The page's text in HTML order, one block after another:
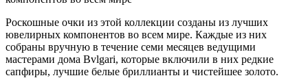
Роскошные очки из этой коллекции созданы из лучших
ювелирных компонентов во всем мире. Каждые из них
собраны вручную в течение семи месяцев ведущими
мастерами дома Bvlgari, которые включили в них редкие
сапфиры, лучшие белые бриллианты и чистейшее золото.